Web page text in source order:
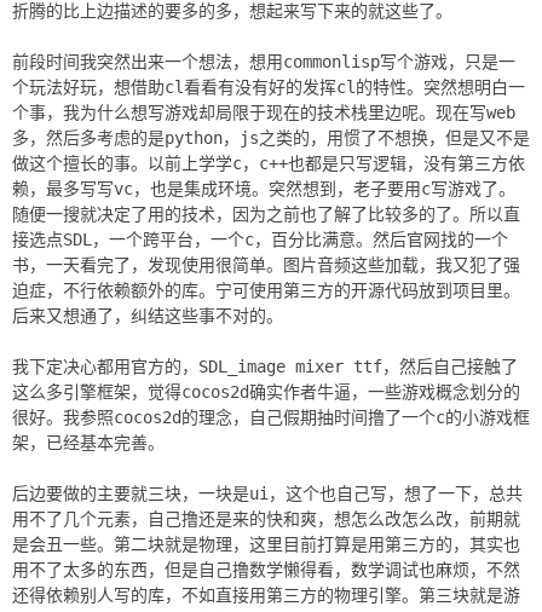
折腾的比上边描述的要多的多，想起来写下来的就这些了。
前段时间我突然出来一个想法，想用commonlisp写个游戏，只是一
个玩法好玩，想借助cl看看有没有好的发挥cl的特性。突然想明白一
个事，我为什么想写游戏却局限于现在的技术栈里边呢。现在写web
多，然后多考虑的是python，js之类的，用惯了不想换，但是又不是
做这个擅长的事。以前上学学c，c++也都是只写逻辑，没有第三方依
赖，最多写写vc，也是集成环境。突然想到，老子要用c写游戏了。
随便一搜就决定了用的技术，因为之前也了解了比较多的了。所以直
接选点SDL，一个跨平台，一个c，百分比满意。然后官网找的一个
书，一天看完了，发现使用很简单。图片音频这些加载，我又犯了强
迫症，不行依赖额外的库。宁可使用第三方的开源代码放到项目里。
后来又想通了，纠结这些事不对的。
我下定决心都用官方的，SDL_image mixer ttf，然后自己接触了
这么多引擎框架，觉得cocos2d确实作者牛逼，一些游戏概念划分的
很好。我参照cocos2d的理念，自己假期抽时间撸了一个c的小游戏框
架，已经基本完善。
后边要做的主要就三块，一块是ui，这个也自己写，想了一下，总共
用不了几个元素，自己撸还是来的快和爽，想怎么改怎么改，前期就
是会丑一些。第二块就是物理，这里目前打算是用第三方的，其实也
用不了太多的东西，但是自己撸数学懒得看，数学调试也麻烦，不然
还得依赖别人写的库，不如直接用第三方的物理引擎。第三块就是游